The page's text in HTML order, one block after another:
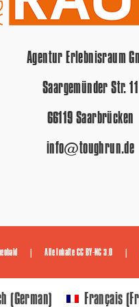
Agentur Erlebnisraum
Saargemünder Str. 11
66119 Saarbrücken
info@toughrun.de
| Alle InhalteCC BY-NC 3.0 |
(German) Français(